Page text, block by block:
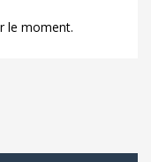
le moment.